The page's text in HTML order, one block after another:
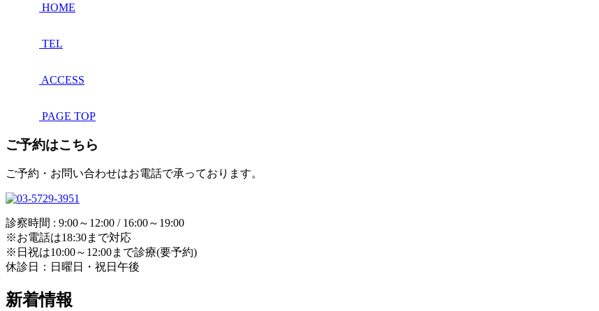
HOME
TEL
ACCESS
PAGE TOP
ご予約はこちら
ご予約・お問い合わせはお電話で承っております。
診察時間 : 9:00～12:00 / 16:00～19:00
※お電話は18:30まで対応
※日祝は10:00～12:00まで診療(要予約)
休診日：日曜日・祝日午後
新着情報